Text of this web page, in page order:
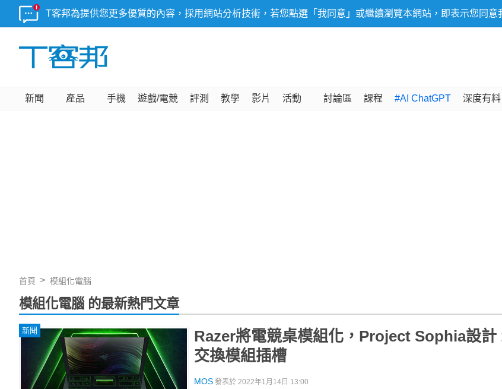
T客邦為提供您更多優質的內容，採用網站分析技術，若您點選「我同意」或繼續瀏覽本網站，即表示您同意
新聞 產品 手機 遊戲/電競 評測 教學 影片 活動 討論區 課程 #AI ChatGPT 深度有料
首頁 模組化電腦
模組化電腦 的最新熱門文章
新聞
Razer將電競桌模組化，Project Sophia設計
交換模組插槽
MOS 發表於 2022年1月14日 13:00